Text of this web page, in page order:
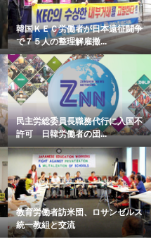
韓国ＫＥＣ労働者が日本遠征闘争
で７５人の整理解雇撤...
民主労総委員長職務代行に入国不
許可 日韓労働者の団...
教育労働者訪米団、ロサンゼルス
統一教組と交流